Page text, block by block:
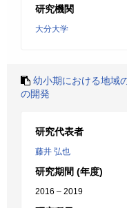
研究機関
大分大学
幼小期における地域
の開発
研究代表者
藤井 弘也
研究期間 (年度)
2016 – 2019